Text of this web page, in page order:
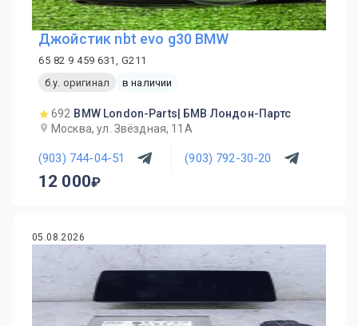
Джойстик nbt evo g30 BMW
65 82 9 459 631, G211
б.у. оригинал
в наличии
692 BMW London-Parts| БМВ Лондон-Партс
Москва, ул. Звёздная, 11А
(903) 744-04-51 (903) 792-30-20
12 000
05.08.2026